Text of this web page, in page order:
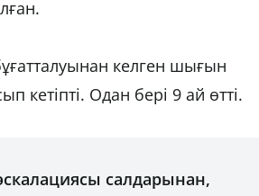
келген шығын
Одан бері 9 ай өтті.
салдарынан,